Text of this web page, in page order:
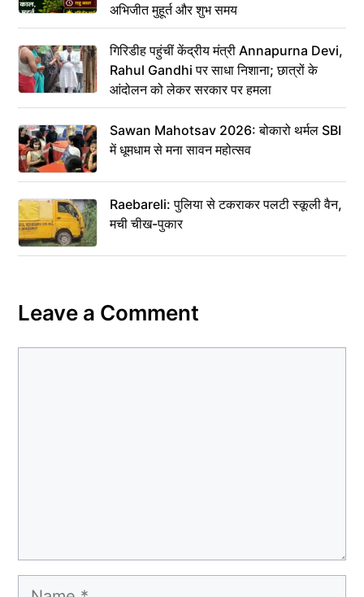
अभिजीत मुहूर्त और शुभ समय
गिरिडीह पहुंचीं केंद्रीय मंत्री Annapurna Devi,
Rahul Gandhi पर साधा निशाना; छात्रों के
आंदोलन को लेकर सरकार पर हमला
Sawan Mahotsav 2026: बोकारो थर्मल SBI
में धूमधाम से मना सावन महोत्सव
Raebareli: पुलिया से टकराकर पलटी स्कूली वैन,
मची चीख-पुकार
Leave a Comment
Name